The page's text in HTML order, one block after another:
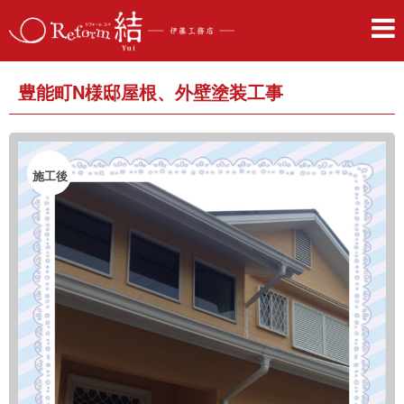
豊能町N様邸屋根、外壁塗装工事
施工後